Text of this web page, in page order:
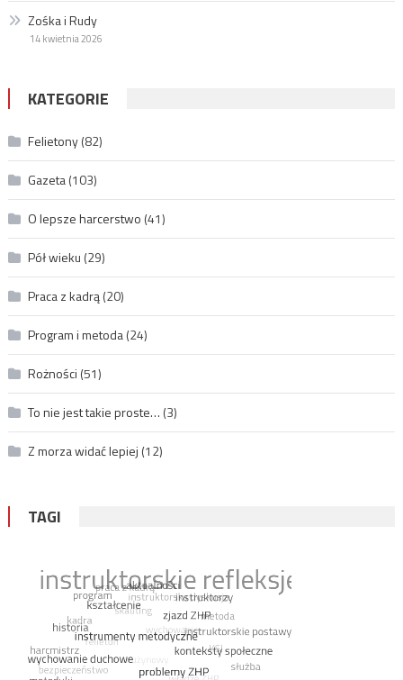
Zośka i Rudy
14 kwietnia 2026
KATEGORIE
Felietony(82)
Gazeta(103)
O lepsze harcerstwo (41)
Pół wieku (29)
Praca z kadrą(20)
Program i metoda(24)
Rożności (51)
To nie jest takie proste… (3)
Z morza widać lepiej (12)
TAGI